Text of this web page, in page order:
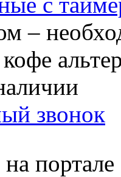
–
звонок
на портале